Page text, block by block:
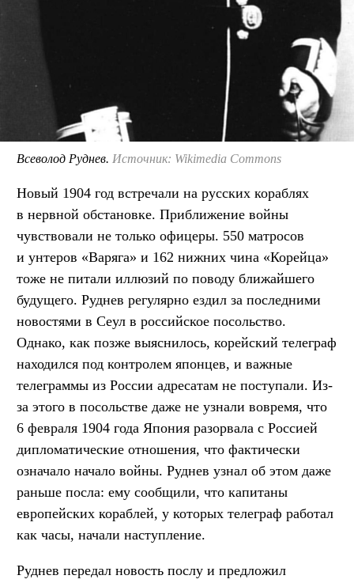
Всеволод Руднев. Источник: Wikimedia Commons
Новый 1904 год встречали на русских кораблях
в нервной обстановке. Приближение войны
чувствовали не только офицеры. 550 матросов
и унтеров «Варяга» и 162 нижних чина «Корейца»
тоже не питали иллюзий по поводу ближайшего
будущего. Руднев регулярно ездил за последними
новостями в Сеул в российское посольство.
Однако, как позже выяснилось, корейский телеграф
находился под контролем японцев, и важные
телеграммы из России адресатам не поступали. Из-
за этого в посольстве даже не узнали вовремя, что
6 февраля 1904 года Япония разорвала с Россией
дипломатические отношения, что фактически
означало начало войны. Руднев узнал об этом даже
раньше посла: ему сообщили, что капитаны
европейских кораблей, у которых телеграф работал
как часы, начали наступление.
Руднев передал новость послу и предложил